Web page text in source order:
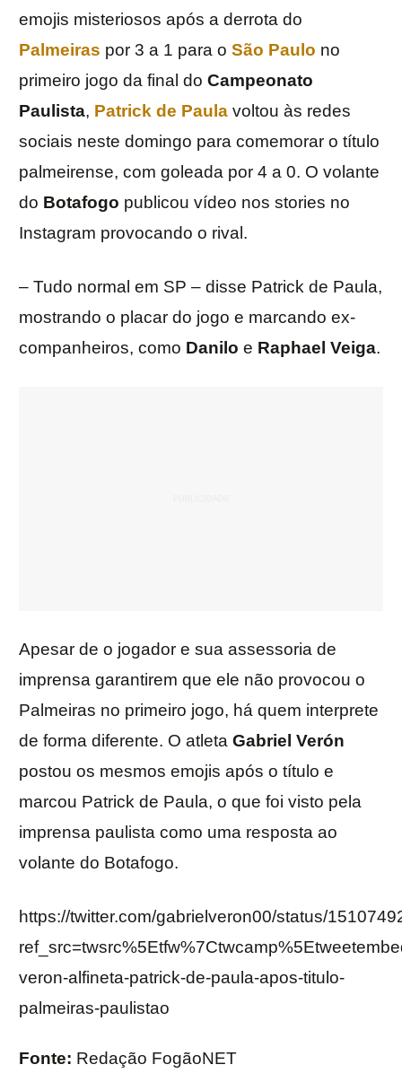
emojis misteriosos após a derrota do
Palmeiras por 3 a 1 para o São Paulo no
primeiro jogo da final do Campeonato
Paulista, Patrick de Paula voltou às redes
sociais neste domingo para comemorar o título
palmeirense, com goleada por 4 a 0. O volante
do Botafogo publicou vídeo nos stories no
Instagram provocando o rival.
– Tudo normal em SP – disse Patrick de Paula,
mostrando o placar do jogo e marcando ex-
companheiros, como Danilo e Raphael Veiga.
Apesar de o jogador e sua assessoria de
imprensa garantirem que ele não provocou o
Palmeiras no primeiro jogo, há quem interprete
de forma diferente. O atleta Gabriel Verón
postou os mesmos emojis após o título e
marcou Patrick de Paula, o que foi visto pela
imprensa paulista como uma resposta ao
volante do Botafogo.
https://twitter.com/gabrielveron00/status/
veron-alfineta-patrick-de-paula-apos-titulo-
palmeiras-paulistao
Fonte: Redação FogãoNET